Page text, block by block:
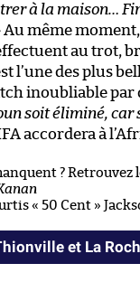
à la maison…
Au même
au trot,
l’une des plus
inoubliable par
soit éliminé,
accordera à
?
« 50 Cent »
et La